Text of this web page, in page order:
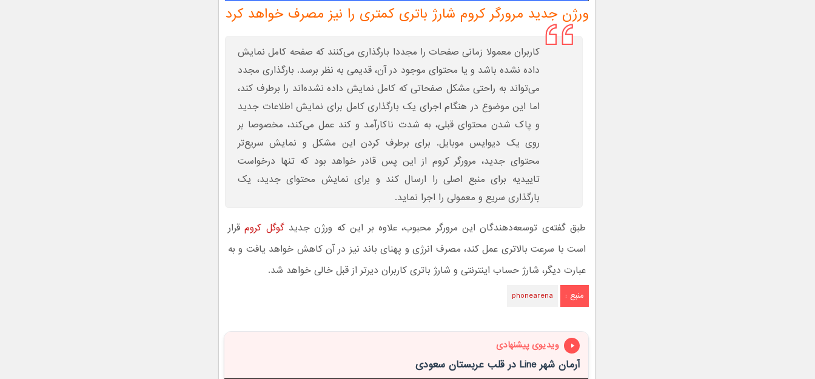
ورژن جدید مرورگر کروم شارژ باتری کمتری را نیز مصرف خواهد کرد
کاربران معمولا زمانی صفحات را مجددا بارگذاری می‌کنند که صفحه کامل نمایش
داده نشده باشد و یا محتوای موجود در آن، قدیمی به نظر برسد. بارگذاری مجدد
می‌تواند به راحتی مشکل صفحاتی که کامل نمایش داده نشده‌اند را برطرف کند،
اما این موضوع در هنگام اجرای یک بارگذاری کامل برای نمایش اطلاعات جدید
و پاک شدن محتوای قبلی، به شدت ناکارآمد و کند عمل می‌کند، مخصوصا بر
روی یک دیوایس موبایل. برای برطرف کردن این مشکل و نمایش سریع‌تر
محتوای جدید، مرورگر کروم از این پس قادر خواهد بود که تنها درخواست
تاییدیه برای منبع اصلی را ارسال کند و برای نمایش محتوای جدید، یک
بارگذاری سریع و معمولی را اجرا نماید.
طبق گفته‌ی توسعه‌دهندگان این مرورگر محبوب، علاوه بر این که ورژن جدیدگوگل کرومقرار
است با سرعت بالاتری عمل کند، مصرف انرژی و پهنای باند نیز در آن کاهش خواهد یافت و به
عبارت دیگر، شارژ حساب اینترنتی و شارژ باتری کاربران دیرتر از قبل خالی خواهد شد.
منبع : phonearena
ویدیوی پیشنهادی
آرمان شهر Line در قلب عربستان سعودی